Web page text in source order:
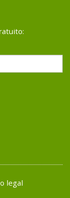
legal